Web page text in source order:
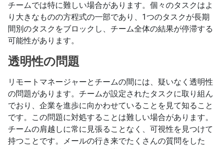
チームでは特に難しい場合があります。個々のタスクはよ
り大きなものの方程式の一部であり、1つのタスクが長期
間別のタスクをブロックし、チーム全体の結果が停滞する
可能性があります。
透明性の問題
リモートマネージャーとチームの間には、疑いなく透明性
の問題があります。チームが設定されたタスクに取り組ん
でおり、企業を進歩に向かわせていることを見て知ること
です。この問題に対処することは難しい場合があります。
チームの肩越しに常に見張ることなく、可視性を見つけて
持つことです。メールの行き来でたくさんの質問をした